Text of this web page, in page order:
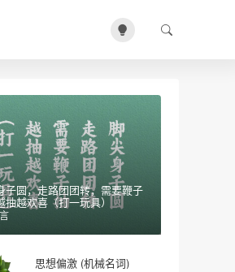
子圆，走路团团转，需要鞭子
抽越欢喜（打一玩具）
思想偏激 (机械名词)